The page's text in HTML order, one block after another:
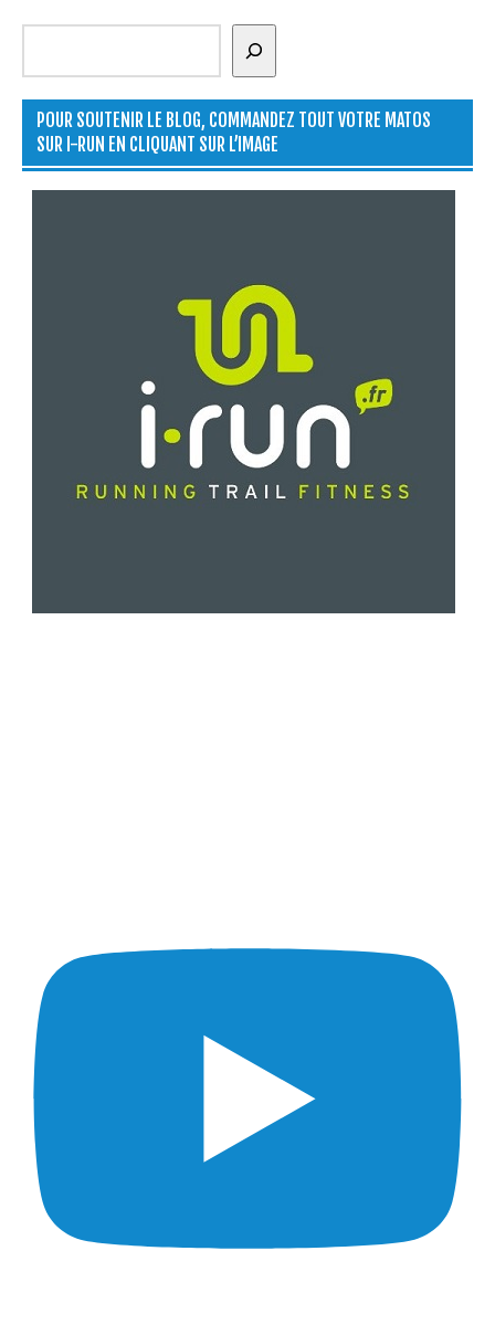
Rechercher
POUR SOUTENIR LE BLOG, COMMANDEZ TOUT VOTRE MATOS
SUR I-RUN EN CLIQUANT SUR L’IMAGE